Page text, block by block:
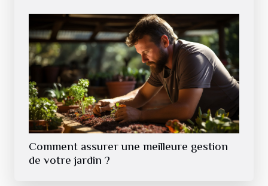
Comment assurer une meilleure gestion
de votre jardin ?